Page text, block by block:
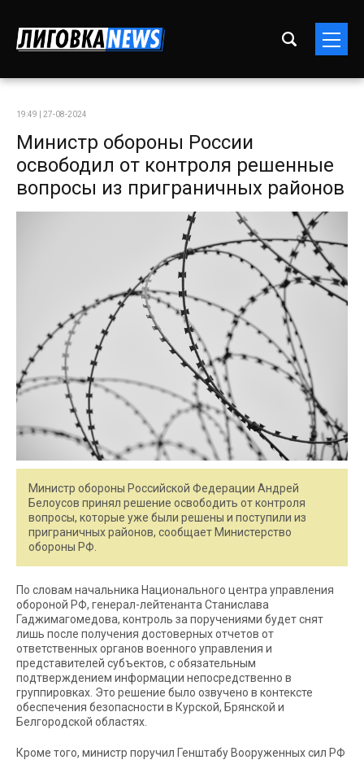
19:49 | 27-08-2024
Министр обороны России
освободил от контроля решенные
вопросы из приграничных районов
Министр обороны Российской Федерации Андрей
Белоусов принял решение освободить от контроля
вопросы, которые уже были решены и поступили из
приграничных районов, сообщает Министерство
обороны РФ.
По словам начальника Национального центра управления
обороной РФ, генерал-лейтенанта Станислава
Гаджимагомедова, контроль за поручениями будет снят
лишь после получения достоверных отчетов от
ответственных органов военного управления и
представителей субъектов, с обязательным
подтверждением информации непосредственно в
группировках. Это решение было озвучено в контексте
обеспечения безопасности в Курской, Брянской и
Белгородской областях.
Кроме того, министр поручил Генштабу Вооруженных сил РФ